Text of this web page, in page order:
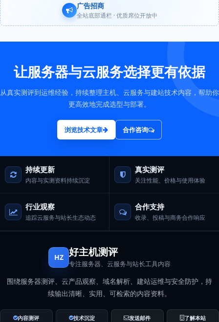
广告招商
全站底部通栏 · 优质席位开放中
让服务器与云服务选择更有依据
从真实测评到运维经验，持续整理主机、云服务与建站技术内容，帮助你
更高效地完成选型与部署。
浏览技术文章 合作咨询
持续更新
内容与实测资料持续沉淀
真实测评
关注性能、价格与使用体验
行业观察
追踪云服务与站长生态动态
合作支持
收录、投稿与商务合作响应
HZ 好主机测评
专注服务器、云服务与站长工具内容
围绕服务器测评、云产品观察、域名解析、建站运维与安全防护，持
续输出清晰、实用、可检索的内容资料。
内容测评 技术沉淀 发送邮件 了解本站